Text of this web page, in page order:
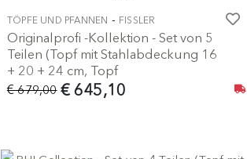
TÖPFE UND PFANNEN - FISSLER
Originalprofi -Kollektion - Set von 5
Teilen (Topf mit Stahlabdeckung 16
+ 20 + 24 cm, Topf
€ 645,10
€ 679,00